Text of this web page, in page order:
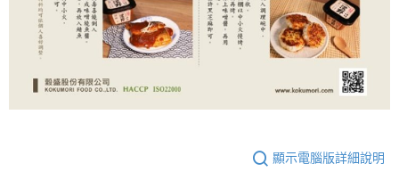
顯示電腦版詳細說明